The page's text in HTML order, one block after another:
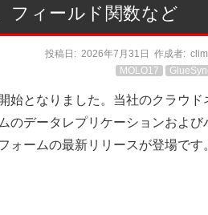
フィールド関数など
投稿日: 2026年7月31日 作成者:
MOLO17
始となりました。当社のクラウド
のデータレプリケーションおよび
ォームの最新リリースが登場です